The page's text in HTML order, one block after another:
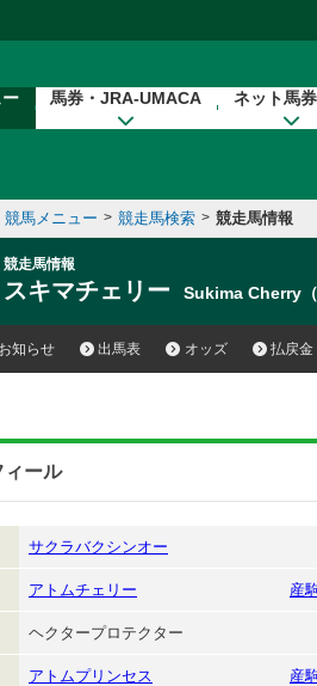
馬券・JRA-UMACA ネット馬
競馬メニュー > 競走馬検索 > 競走馬情報
競走馬情報
スキマチェリー Sukima Cherry
知らせ 出馬表 オッズ 払戻金
ィール
サクラバクシンオー
アトムチェリー 産
ヘクタープロテクター
アトムプリンセス 産